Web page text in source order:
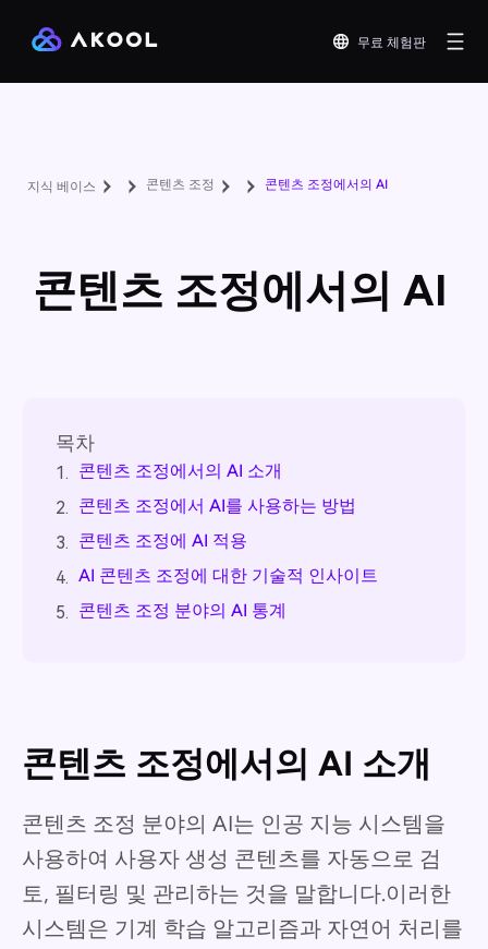
무료 체험판
지식 베이스 콘텐츠 조정 콘텐츠 조정에서의 AI
콘텐츠 조정에서의 AI
목차
1. 콘텐츠 조정에서의 AI 소개
2. 콘텐츠 조정에서 AI를 사용하는 방법
3. 콘텐츠 조정에 AI 적용
4. AI 콘텐츠 조정에 대한 기술적 인사이트
5. 콘텐츠 조정 분야의 AI 통계
콘텐츠 조정에서의 AI 소개
콘텐츠 조정 분야의 AI는 인공 지능 시스템을
사용하여 사용자 생성 콘텐츠를 자동으로 검
토, 필터링 및 관리하는 것을 말합니다.이러한
시스템은 기계 학습 알고리즘과 자연어 처리를